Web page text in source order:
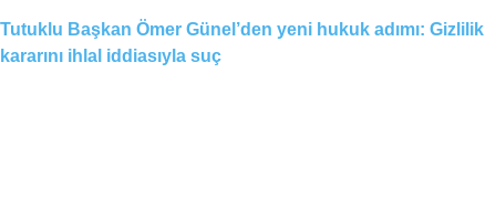
Tutuklu Başkan Ömer Günel’den yeni hukuk adımı: Gizlilik
kararını ihlal iddiasıyla suç